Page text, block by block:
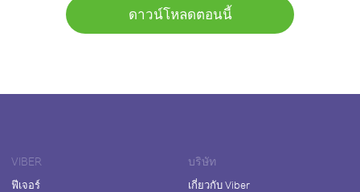
ดาวน์โหลดตอนนี้
VIBER
ฟีเจอร์
บริษัท
เกี่ยวกับ Viber